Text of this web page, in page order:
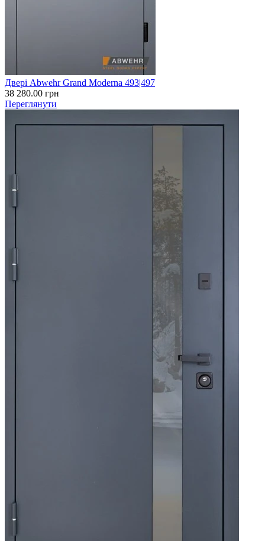
Двері Abwehr Grand Moderna 493|497
38 280.00 грн
Переглянути